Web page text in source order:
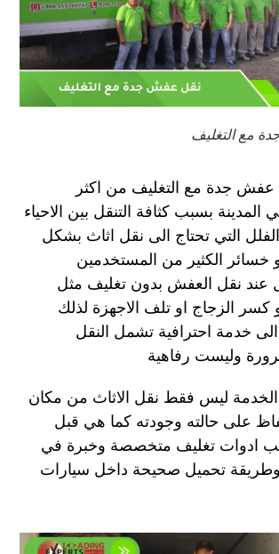
مع التغليف
عفش جدة مع التغليف من اكثر
المدينة بسبب كثافة التنقل بين الاحياء
التي تحتاج الى نقل اثاث بشكل
خسائر الكثير من المستخدمين
عند نقل العفش بدون تغليف مثل
كسر الزجاج او تلف الاجهزة لذلك
خدمة احترافية تشمل النقل
وليست رفاهية
ليس فقط نقل الاثاث من مكان
على حالته وجودته كما هي قبل
ادوات تغليف متخصصة وخبرة في
وطريقة تحميل صحيحة داخل سيارات